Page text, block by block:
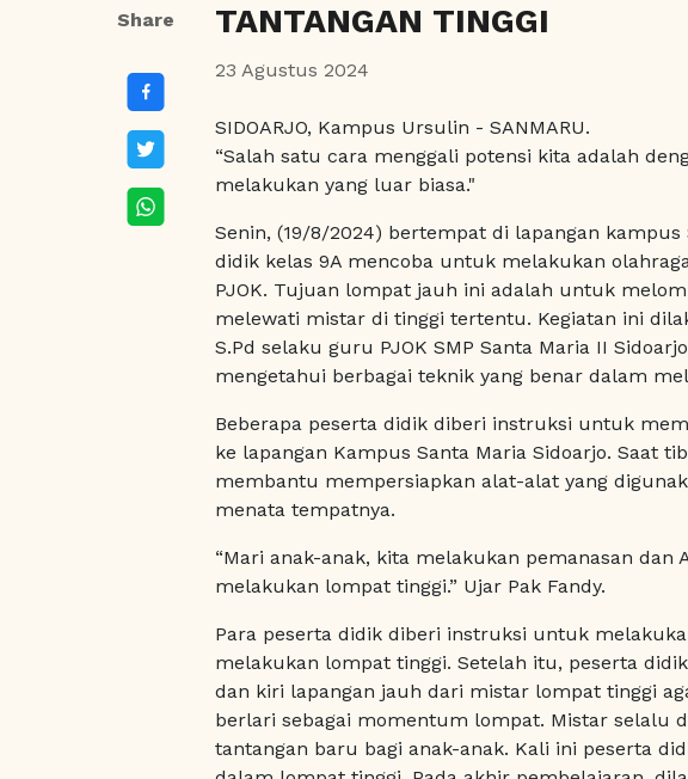
Share TANTANGAN TINGGI
23 Agustus 2024
SIDOARJO, Kampus Ursulin - SANMARU.
“Salah satu cara menggali potensi kita adalah
melakukan yang luar biasa."
Senin, (19/8/2024) bertempat di lapangan kampus
didik kelas 9A mencoba untuk melakukan
PJOK. Tujuan lompat jauh ini adalah untuk
melewati mistar di tinggi tertentu. Kegiatan ini
S.Pd selaku guru PJOK SMP Santa Maria II
mengetahui berbagai teknik yang benar dalam
Beberapa peserta didik diberi instruksi untuk
ke lapangan Kampus Santa Maria Sidoarjo. Saat
membantu mempersiapkan alat-alat yang
menata tempatnya.
“Mari anak-anak, kita melakukan pemanasan
melakukan lompat tinggi.” Ujar Pak Fandy.
Para peserta didik diberi instruksi untuk
melakukan lompat tinggi. Setelah itu, peserta
dan kiri lapangan jauh dari mistar lompat tinggi
berlari sebagai momentum lompat. Mistar selalu
tantangan baru bagi anak-anak. Kali ini peserta